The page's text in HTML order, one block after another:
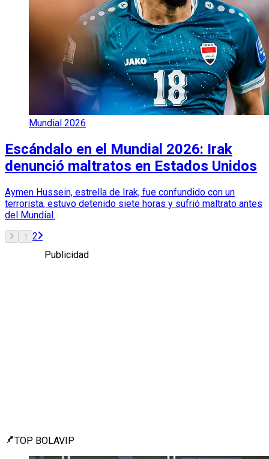
Mundial 2026
Escándalo en el Mundial 2026: Irak
denunció maltratos en Estados Unidos
Aymen Hussein, estrella de Irak, fue confundido con un
terrorista, estuvo detenido siete horas y sufrió maltrato antes
del Mundial.
1
2
Publicidad
TOP BOLAVIP